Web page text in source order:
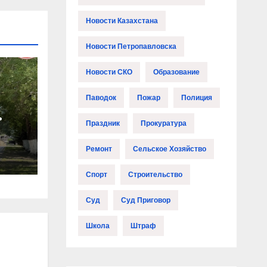
Новости Казахстана
Новости Петропавловска
Новости СКО Образование
Паводок Пожар Полиция
Праздник Прокуратура
Ремонт Сельское Хозяйство
Спорт Строительство
Суд Суд Приговор
Школа Штраф